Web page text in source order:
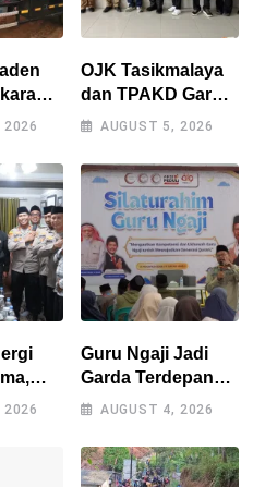
2026
OJK Tasikmalaya
dan TPAKD Garut
Perkuat UMKM
Desa EKI di Tepas
Papandayan
AUGUST 5, 2026
2026
Guru Ngaji Jadi
Garda Terdepan
Pembinaan Umat,
Sinergi
AUGUST 4, 2026